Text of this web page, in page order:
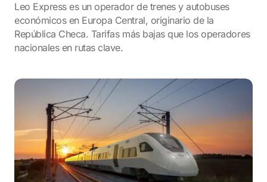
Leo Express es un operador de trenes y autobuses
económicos en Europa Central, originario de la
República Checa. Tarifas más bajas que los operadores
nacionales en rutas clave.